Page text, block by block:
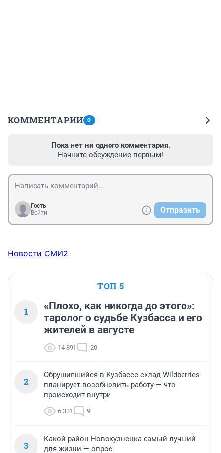
КОММЕНТАРИИ 0
Пока нет ни одного комментария.
Начните обсуждение первым!
Гость
Войти
Отправить
Новости СМИ2
ТОП 5
1
«Плохо, как никогда до этого»:
таролог о судьбе Кузбасса и его
жителей в августе
14 891 20
2
Обрушившийся в Кузбассе склад Wildberries
планирует возобновить работу — что
происходит внутри
6 331 9
3
Какой район Новокузнецка самый лучший
для жизни — опрос